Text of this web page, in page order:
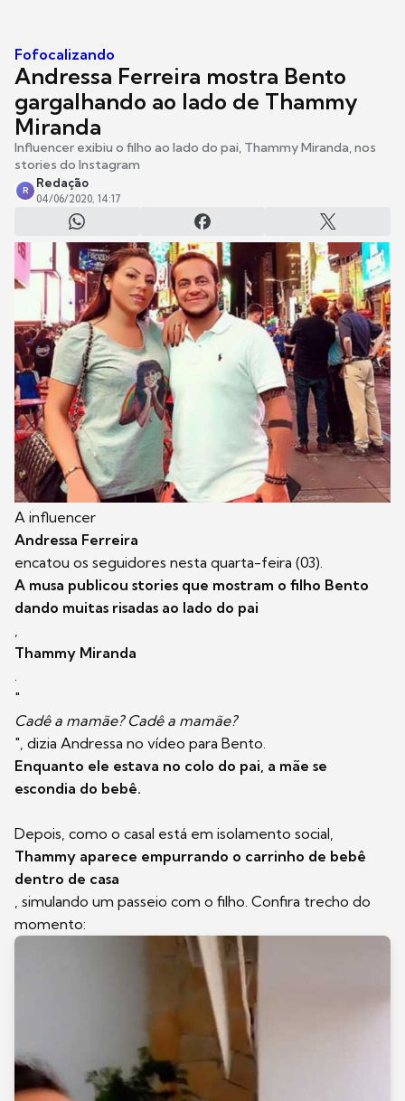
Fofocalizando
Andressa Ferreira mostra Bento
gargalhando ao lado de Thammy
Miranda
Influencer exibiu o filho ao lado do pai, Thammy Miranda, nos
stories do Instagram
R
Redação
04/06/2020, 14:17
A influencer
Andressa Ferreira
encatou os seguidores nesta quarta-feira (03).
A musa publicou stories que mostram o filho Bento
dando muitas risadas ao lado do pai
Thammy Miranda
"
Cadê a mamãe? Cadê a mamãe?
", dizia Andressa no vídeo para Bento.
Enquanto ele estava no colo do pai, a mãe se
escondia do bebê.
Depois, como o casal está em isolamento social,
Thammy aparece empurrando o carrinho de bebê
dentro de casa
, simulando um passeio com o filho. Confira trecho do
momento: